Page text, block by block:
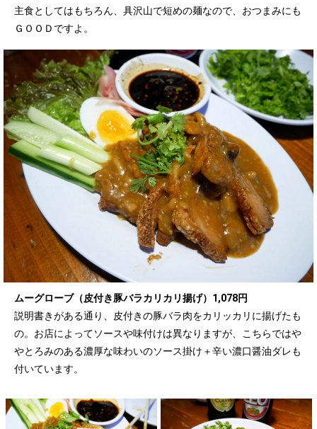
主食としてはもちろん、具沢山で短めの麺なので、おつまみにも
ＧＯＯＤですよ。
ムーグローブ（皮付き豚バラカリカリ揚げ）1,078円
説明書きがある通り、皮付きの豚バラ肉をカリッカリに揚げたも
の。お店によってソースや味付けは異なりますが、こちらではや
やとろみのある濃厚な味わいのソース掛け＋辛い濃口醤油ダレも
付いています。